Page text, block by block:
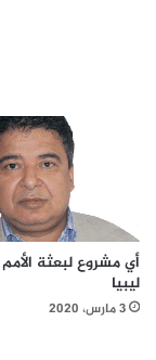
أي مشروع لبعثة
ليبيا
3 مارس، 2020